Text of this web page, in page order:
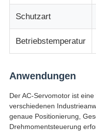
Schutzart
Betriebstemperatur
Anwendungen
Der AC-Servomotor ist
verschiedenen
genaue Positionierung,
Drehmomentsteuerung